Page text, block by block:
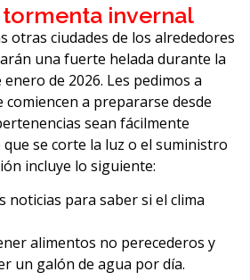
tormenta invernal
otras ciudades de los alrededores
una fuerte helada durante la
de 2026. Les pedimos a
a prepararse desde
sean fácilmente
que se corte la luz o el suministro
incluye lo siguiente:
noticias para saber si el clima
alimentos no perecederos y
un galón de agua por día.